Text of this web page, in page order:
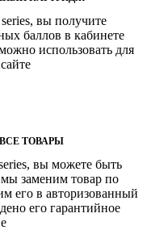
вы получите
баллов в кабинете
использовать для
ТОВАРЫ
вы можете быть
заменим товар по
его в авторизованный
его гарантийное